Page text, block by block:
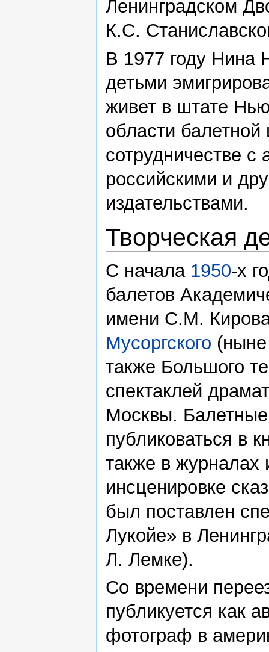
Ленинградском
К.С.
В 1977 году Нина
детьми
живет в штате
области
сотрудничестве
российскими и
издательствами.
Творческая
С начала 1950-х
балетов
имени С.М.
Мусоргского
также Большого
спектаклей
Москвы.
публиковаться в
также в журналах
инсценировке
был поставлен
Лукойе» в
Л. Лемке).
Со времени
публикуется как
фотограф в